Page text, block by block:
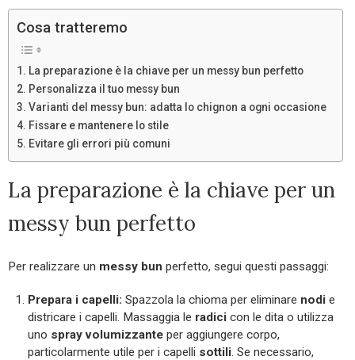
Cosa tratteremo
La preparazione è la chiave per un messy bun perfetto
Personalizza il tuo messy bun
Varianti del messy bun: adatta lo chignon a ogni occasione
Fissare e mantenere lo stile
Evitare gli errori più comuni
La preparazione è la chiave per un
messy bun perfetto
Per realizzare un messy bun perfetto, segui questi passaggi:
Prepara i capelli: Spazzola la chioma per eliminare nodi e
districare i capelli. Massaggia le radici con le dita o utilizza
uno spray volumizzante per aggiungere corpo,
particolarmente utile per i capelli sottili. Se necessario,